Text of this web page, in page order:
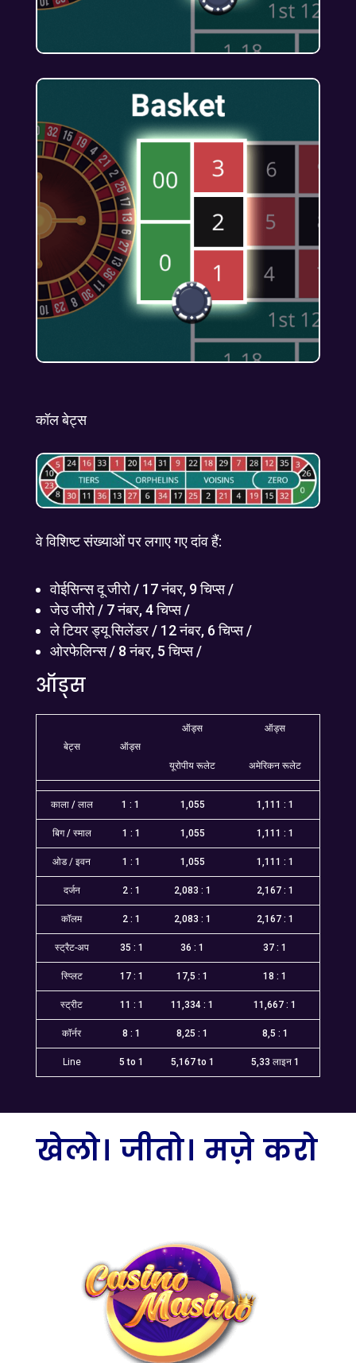
कॉल बेट्स
वे विशिष्ट संख्याओं पर लगाए गए दांव हैं:
वोईसिन्स दू जीरो / 17 नंबर, 9 चिप्स /
जेउ जीरो / 7 नंबर, 4 चिप्स /
ले टियर ड्यू सिलेंडर / 12 नंबर, 6 चिप्स /
ओरफेलिन्स / 8 नंबर, 5 चिप्स /
ऑड्स
बेट्स ऑड्स
ऑड्स
यूरोपीय रूलेट
ऑड्स
अमेरिकन रूलेट
काला / लाल 1 : 1 1,055 1,111 : 1
बिग / स्माल 1 : 1 1,055 1,111 : 1
ओड / इवन 1 : 1 1,055 1,111 : 1
दर्जन 2 : 1 2,083 : 1 2,167 : 1
कॉलम 2 : 1 2,083 : 1 2,167 : 1
स्ट्रैट-अप 35 : 1 36 : 1 37 : 1
स्प्लिट 17 : 1 17,5 : 1 18 : 1
स्ट्रीट 11 : 1 11,334 : 1 11,667 : 1
कॉर्नर 8 : 1 8,25 : 1 8,5 : 1
Line 5 to 1 5,167 to 1 5,33 लाइन 1
खेलो। जीतो। मज़े करो